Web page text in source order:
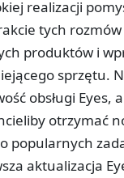
realizacji
tych
produktów i
sprzętu.
obsługi Eyes,
otrzymać
popularnych
aktualizacja